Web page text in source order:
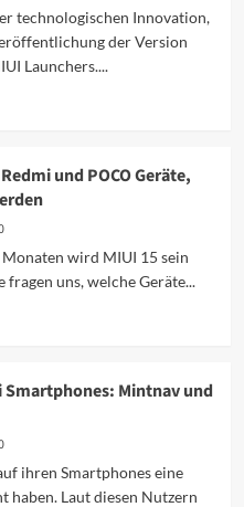
technologischen Innovation,
der Version
Launchers....
und POCO Geräte,
wird MIUI 15 sein
uns, welche Geräte...
Mintnav und
ihren Smartphones eine
haben. Laut diesen Nutzern